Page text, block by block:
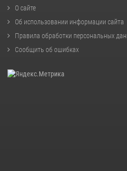
О сайте
Об использовании информации сайта
Правила обработки персональных
Сообщить об ошибках